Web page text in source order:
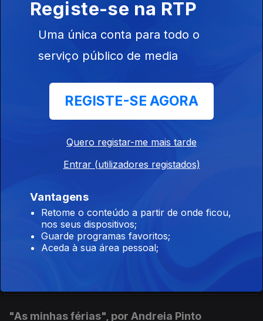
A Andreia e o Alexandre têm uma nova Associação preferida!
Festival de Histórias Verdadeiras
O Festival de Histórias Verdadeiras da Mensagem de Lisboa
traz aos palcos do CCB histórias da cidade, contadas em
tempo real pelos seus protagonistas. Catarina Carvalho e João
Paulo contam-nos mais.
"Deserto" é a primeira antecipação do novo álbum de
Jorge Andrade
17 jun. 2026
"As minhas férias", por Andreia Pinto
Registe-se na RTP
Uma única conta para todo o
serviço público de media
REGISTE-SE AGORA
Quero registar-me mais tarde
Entrar (utilizadores registados)
Vantagens
Retome o conteúdo a partir de onde ficou,
nos seus dispositivos;
Guarde programas favoritos;
Aceda à sua área pessoal;